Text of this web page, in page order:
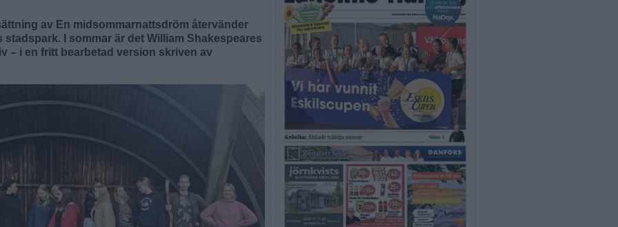
av En midsommarnattsdröm återvänder
I sommar är det William Shakespeares
– i en fritt bearbetad version skriven av